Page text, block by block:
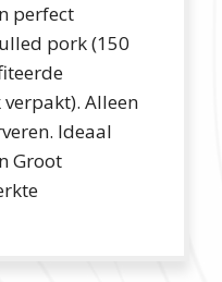
perfect
pork (150
Alleen
Ideaal
Groot